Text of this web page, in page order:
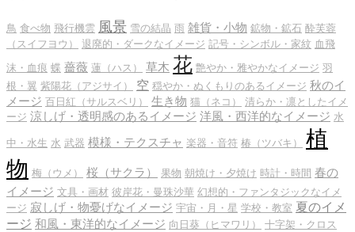
鳥 食べ物 飛行機雲 風景 雪の結晶 雨 雑貨・小物 鉱物・鉱石 酔芙蓉
（スイフヨウ）
退廃的・ダークなイメージ 記号・シンボル・家紋 血飛
沫・血痕 蝶 薔薇 蓮（ハス） 草木 花 艶やか・雅やかなイメージ 羽
根・翼 紫陽花（アジサイ） 空 穏やか・ぬくもりのあるイメージ 秋のイ
メージ 百日紅（サルスベリ） 生き物 猫（ネコ）
清らか・凛としたイメ
ージ 涼しげ・透明感のあるイメージ 洋風・西洋的なイメージ 水
中・水生 水 武器 模様・テクスチャ 楽器・音符 椿（ツバキ）
植
物 梅（ウメ） 桜（サクラ） 果物 朝焼け・夕焼け 時計・時間 春の
イメージ 文具・画材 彼岸花・曼珠沙華 幻想的・ファンタジックなイメ
ージ 寂しげ・物憂げなイメージ 宇宙・月・星 学校・教室 夏のイメ
ージ 和風・東洋的なイメージ 向日葵（ヒマワリ）
十字架・クロス